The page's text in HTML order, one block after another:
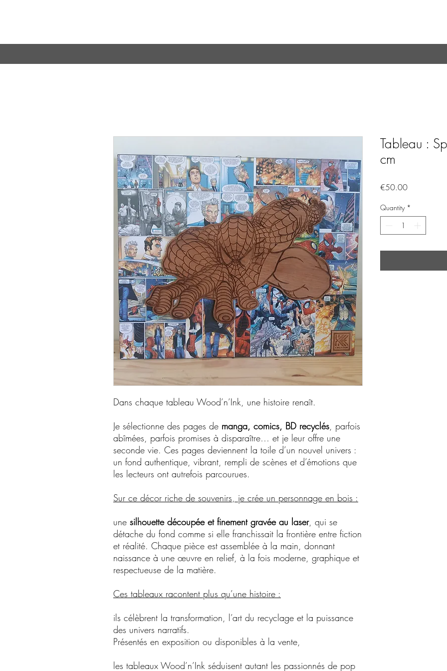
Dans chaque tableau Wood’n’Ink, une histoire renaît.
Je sélectionne des pages de manga, comics, BD recyclés, parfois
abîmées, parfois promises à disparaître… et je leur offre une
seconde vie. Ces pages deviennent la toile d’un nouvel univers :
un fond authentique, vibrant, rempli de scènes et d’émotions que
les lecteurs ont autrefois parcourues.
Sur ce décor riche de souvenirs, je crée un personnage en bois :
une silhouette découpée et finement gravée au laser, qui se
détache du fond comme si elle franchissait la frontière entre fiction
et réalité. Chaque pièce est assemblée à la main, donnant
naissance à une œuvre en relief, à la fois moderne, graphique et
respectueuse de la matière.
Ces tableaux racontent plus qu’une histoire :
ils célèbrent la transformation, l’art du recyclage et la puissance
des univers narratifs.
Présentés en exposition ou disponibles à la vente,
les tableaux Wood’n’Ink séduisent autant les passionnés de pop
Tableau :
cm
€50.00Price
Quantity *